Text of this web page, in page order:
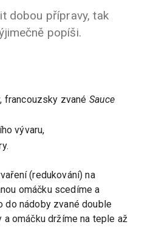
dobou přípravy, tak
popíši.
francouzsky zvané Sauce
vývaru,
(redukování) na
omáčku scedíme a
do nádoby zvané double
a omáčku držíme na teple až